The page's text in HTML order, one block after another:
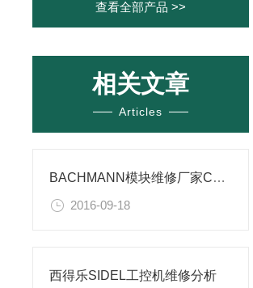
查看全部产品 >>
相关文章
Articles
BACHMANN模块维修厂家CPU模块亮黄灯故障分析
2016-09-18
西得乐SIDEL工控机维修分析